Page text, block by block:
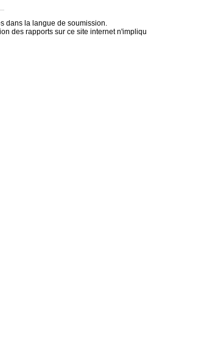
dans la langue de soumission.
des rapports sur ce site internet n'impliqu